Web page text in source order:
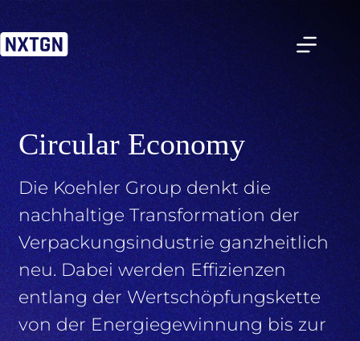
Zum
Inhalt
springen
Circular Economy
Die Koehler Group denkt die
nachhaltige Transformation der
Verpackungsindustrie ganzheitlich
neu. Dabei werden Effizienzen
entlang der Wertschöpfungskette
von der Energiegewinnung bis zur